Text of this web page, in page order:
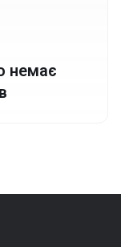
немає